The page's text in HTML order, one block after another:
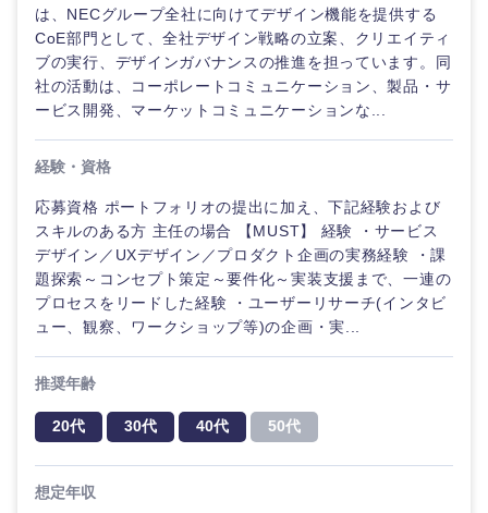
は、NECグループ全社に向けてデザイン機能を提供する
CoE部門として、全社デザイン戦略の立案、クリエイティ
ブの実行、デザインガバナンスの推進を担っています。同
社の活動は、コーポレートコミュニケーション、製品・サ
ービス開発、マーケットコミュニケーションな...
経験・資格
応募資格 ポートフォリオの提出に加え、下記経験および
スキルのある方 主任の場合 【MUST】 経験 ・サービス
デザイン／UXデザイン／プロダクト企画の実務経験 ・課
題探索～コンセプト策定～要件化～実装支援まで、一連の
プロセスをリードした経験 ・ユーザーリサーチ(インタビ
ュー、観察、ワークショップ等)の企画・実...
推奨年齢
20代 30代 40代 50代
想定年収